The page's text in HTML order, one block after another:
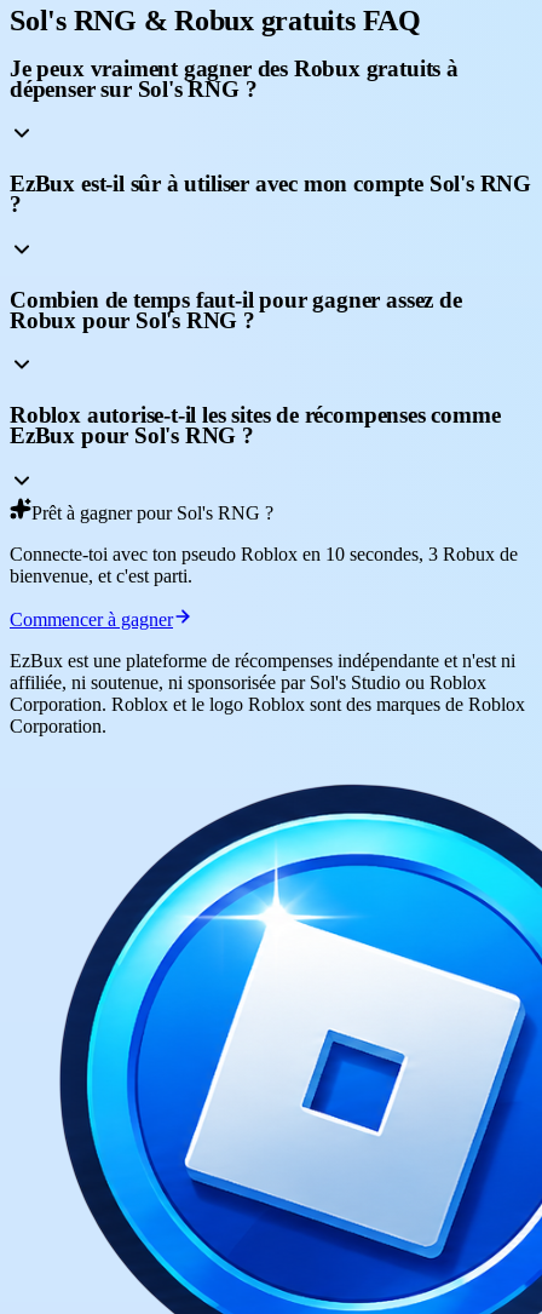
Sol's RNG & Robux gratuits FAQ
Je peux vraiment gagner des Robux gratuits à
dépenser sur Sol's RNG ?
EzBux est-il sûr à utiliser avec mon compte Sol's RNG
?
Combien de temps faut-il pour gagner assez de
Robux pour Sol's RNG ?
Roblox autorise-t-il les sites de récompenses comme
EzBux pour Sol's RNG ?
Prêt à gagner pour Sol's RNG ?
Connecte-toi avec ton pseudo Roblox en 10 secondes, 3 Robux de
bienvenue, et c'est parti.
Commencer à gagner
EzBux est une plateforme de récompenses indépendante et n'est ni
affiliée, ni soutenue, ni sponsorisée par Sol's Studio ou Roblox
Corporation. Roblox et le logo Roblox sont des marques de Roblox
Corporation.